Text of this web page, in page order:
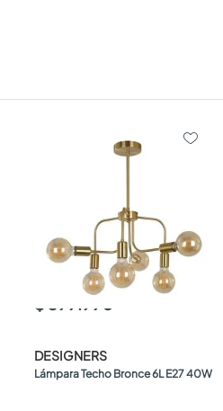
$ 399.990
DESIGNERS
Lámpara Techo Bronce 6L E27 40W